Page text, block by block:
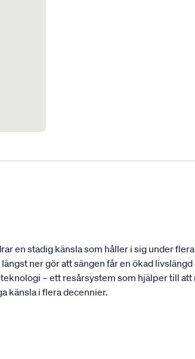
en stadig känsla som håller i sig under
ner gör att sängen får en ökad
– ett resårsystem som hjälper till
känsla i flera decennier.